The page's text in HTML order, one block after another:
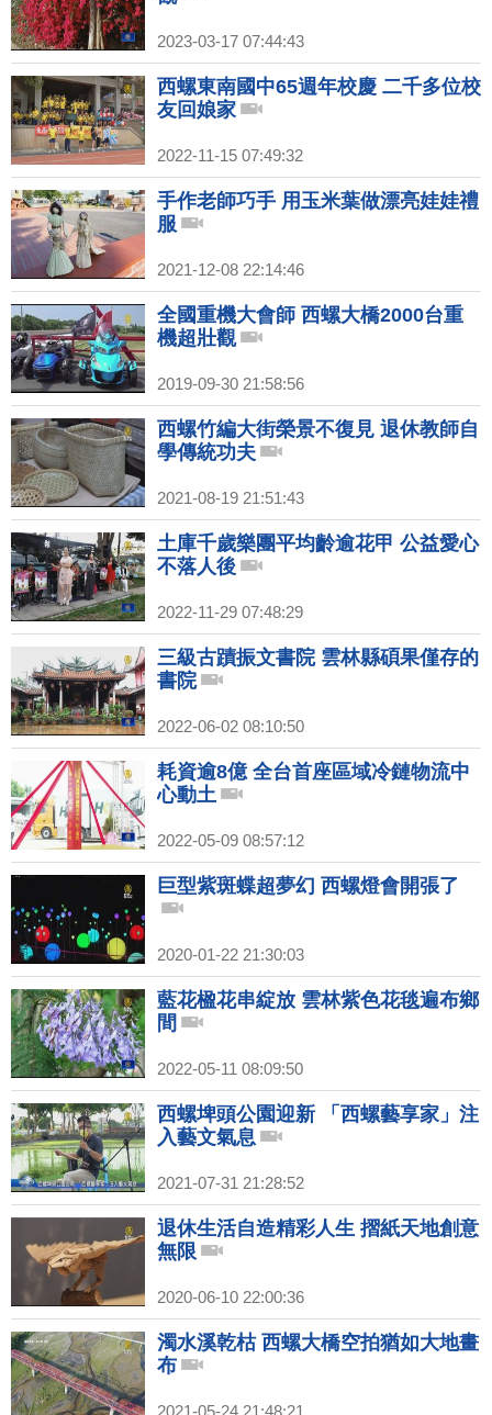
2023-03-17 07:44:43
西螺東南國中65週年校慶 二千多位校
友回娘家
2022-11-15 07:49:32
手作老師巧手 用玉米葉做漂亮娃娃禮
服
2021-12-08 22:14:46
全國重機大會師 西螺大橋2000台重
機超壯觀
2019-09-30 21:58:56
西螺竹編大街榮景不復見 退休教師自
學傳統功夫
2021-08-19 21:51:43
土庫千歲樂團平均齡逾花甲 公益愛心
不落人後
2022-11-29 07:48:29
三級古蹟振文書院 雲林縣碩果僅存的
書院
2022-06-02 08:10:50
耗資逾8億 全台首座區域冷鏈物流中
心動土
2022-05-09 08:57:12
巨型紫斑蝶超夢幻 西螺燈會開張了
2020-01-22 21:30:03
藍花楹花串綻放 雲林紫色花毯遍布鄉
間
2022-05-11 08:09:50
西螺埤頭公園迎新 「西螺藝享家」注
入藝文氣息
2021-07-31 21:28:52
退休生活自造精彩人生 摺紙天地創意
無限
2020-06-10 22:00:36
濁水溪乾枯 西螺大橋空拍猶如大地畫
布